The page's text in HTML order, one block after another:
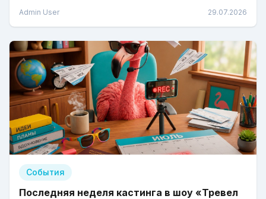
Admin User 29.07.2026
События
Последняя неделя кастинга в шоу «Тревел